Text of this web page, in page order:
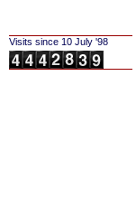
Visits since 10 July '98